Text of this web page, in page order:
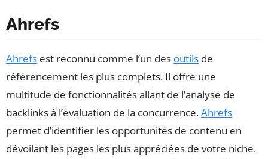
Ahrefs
Ahrefs est reconnu comme l’un des outils de
référencement les plus complets. Il offre une
multitude de fonctionnalités allant de l’analyse de
backlinks à l’évaluation de la concurrence.Ahrefs
permet d’identifier les opportunités de contenu en
dévoilant les pages les plus appréciées de votre niche.